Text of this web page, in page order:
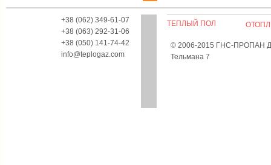
+38 (062) 349-61-07
+38 (063) 292-31-06
+38 (050) 141-74-42
info@teplogaz.com
ТЕПЛЫЙ ПОЛ
© 2006-2015 ГНС-ПРОПАН
Тельмана 7